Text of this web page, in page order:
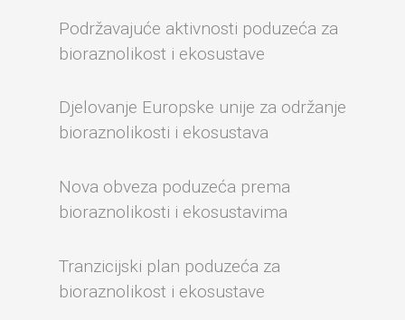
Podržavajuće aktivnosti poduzeća za
bioraznolikost i ekosustave
Djelovanje Europske unije za održanje
bioraznolikosti i ekosustava
Nova obveza poduzeća prema
bioraznolikosti i ekosustavima
Tranzicijski plan poduzeća za
bioraznolikost i ekosustave